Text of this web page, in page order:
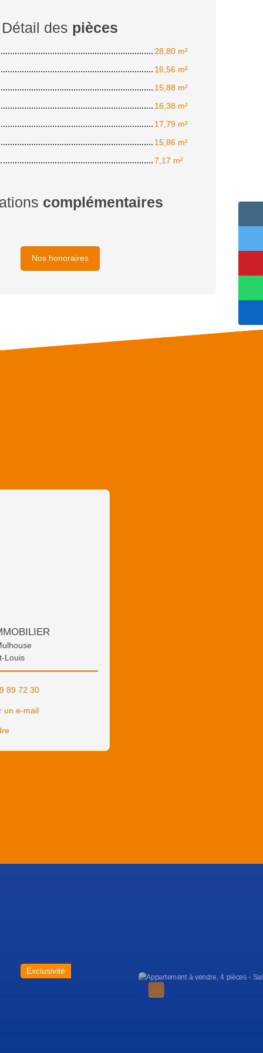
Détail des pièces
28,80 m²
16,56 m²
15,88 m²
16,38 m²
17,79 m²
15,86 m²
7,17 m²
complémentaires
Nos honoraires
Louis
89 72 30
un e-mail
Exclusivité